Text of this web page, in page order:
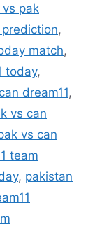
vs pak
prediction,
match,
today,
dream11,
vs can
vs can
team
, pakistan